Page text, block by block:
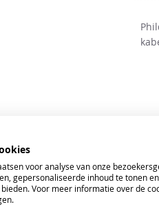
voor analyse van onze
gepersonaliseerde inhoud te tonen
Voor meer informatie over de